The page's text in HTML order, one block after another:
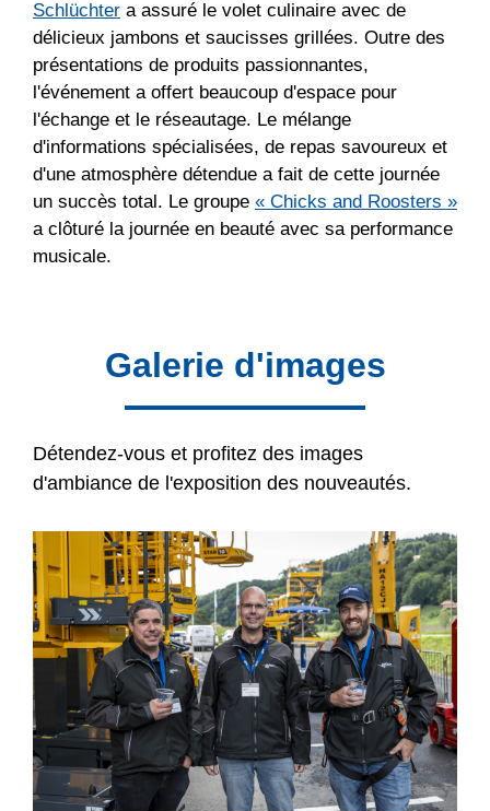
Schlüchter a assuré le volet culinaire avec de
délicieux jambons et saucisses grillées. Outre des
présentations de produits passionnantes,
l'événement a offert beaucoup d'espace pour
l'échange et le réseautage. Le mélange
d'informations spécialisées, de repas savoureux et
d'une atmosphère détendue a fait de cette journée
un succès total. Le groupe « Chicks and Roosters »
a clôturé la journée en beauté avec sa performance
musicale.
Galerie d'images
Détendez-vous et profitez des images
d'ambiance de l'exposition des nouveautés.